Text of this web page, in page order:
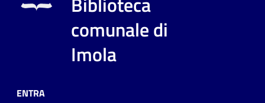
comunale di
Imola
ENTRA